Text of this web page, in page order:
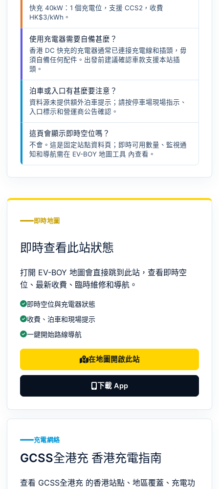
快充 40kW：1 個充電位，支援 CCS2，收費
HK$3/kWh。
使用充電器需要自備甚麼？
香港 DC 快充的充電器通常已連接充電線和插頭，毋
須自備任何配件。出發前建議確認車款支援本站插
頭。
泊車或入口有甚麼要注意？
資料源未提供額外泊車提示；請按停車場現場指示、
入口標示和營運商公告確認。
這頁會顯示即時空位嗎？
不會。這是固定站點資料頁；即時可用數量、監視通
知和導航需在 EV-BOY 地圖工具 內查看。
即時地圖
即時查看此站狀態
打開 EV-BOY 地圖會直接跳到此站，查看即時空
位、最新收費、臨時維修和導航。
即時空位與充電器狀態
收費、泊車和現場提示
一鍵開始路線導航
在地圖開啟此站
下載 App
充電網絡
GCSS全港充 香港充電指南
查看 GCSS全港充 的香港站點、地區覆蓋、充電功